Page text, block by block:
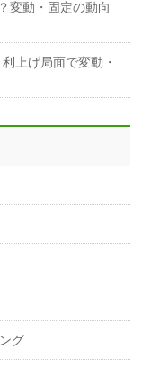
変動・固定の動向
上げ局面で変動・
グ